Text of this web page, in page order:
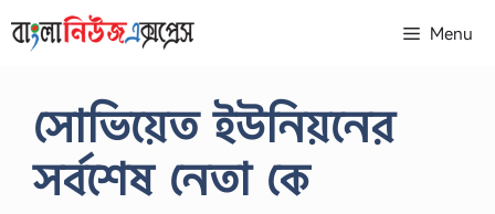
to
Menu
সোভিয়েত ইউনিয়নের
সর্বশেষ নেতা কে